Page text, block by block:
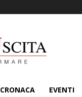
CRONACA EVENTI